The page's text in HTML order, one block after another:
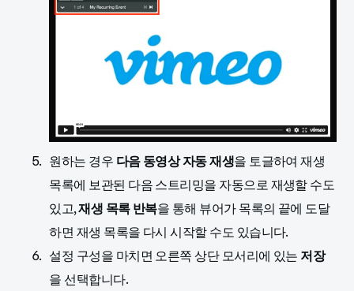
원하는 경우다음 동영상 자동 재생을 토글하여 재생
목록에 보관된 다음 스트리밍을 자동으로 재생할 수도
있고,재생 목록 반복을 통해 뷰어가 목록의 끝에 도달
하면 재생 목록을 다시 시작할 수도 있습니다.
설정 구성을 마치면 오른쪽 상단 모서리에 있는저장
을 선택합니다.